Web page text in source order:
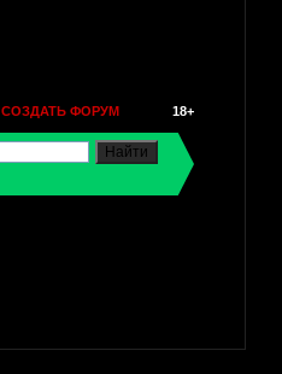
СОЗДАТЬ ФОРУМ 18+